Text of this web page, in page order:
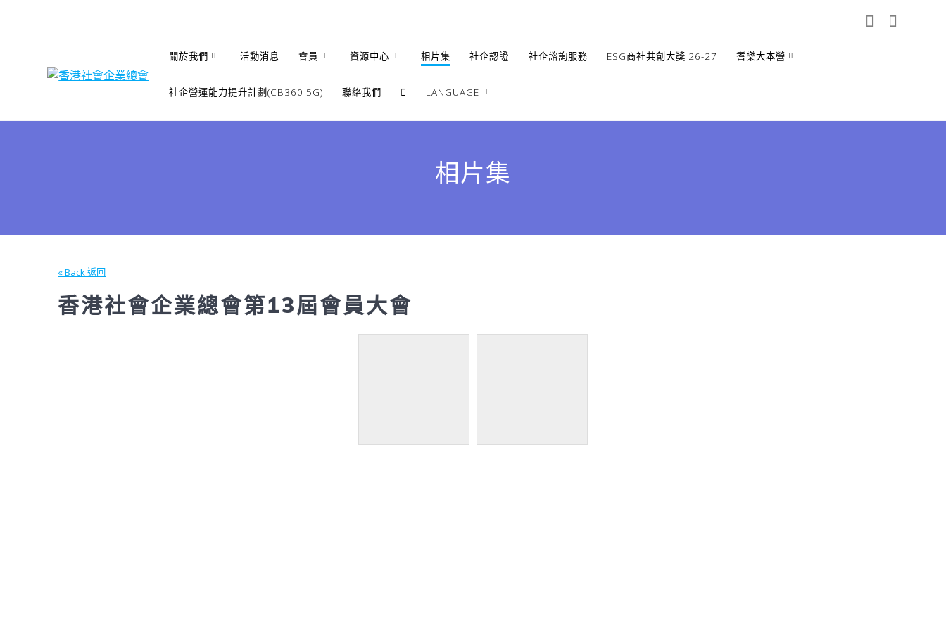
關於我們 活動消息 會員 資源中心 相片集 社企認證 社企諮詢服務 ESG商社共創大獎 26-27 耆樂大本營
社企營運能力提升計劃(CB360 5G) 聯絡我們 LANGUAGE
繁體
English
相片集
« Back 返回
香港社會企業總會第13屆會員大會